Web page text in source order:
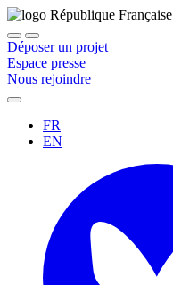
Déposer un projet
Espace presse
Nous rejoindre
FR
EN